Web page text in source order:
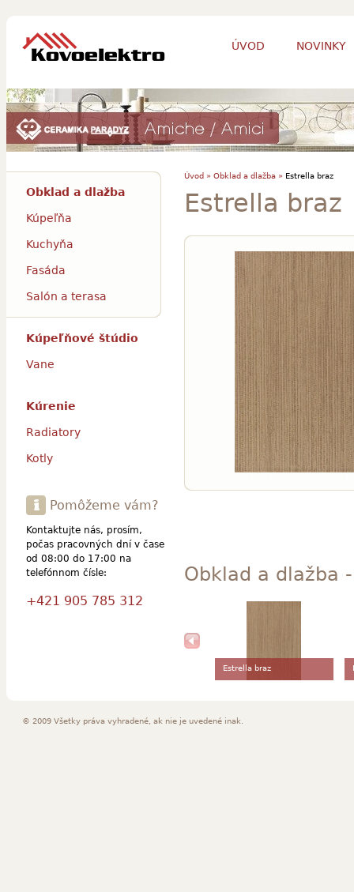
ÚVOD NOVINKY
Úvod » Obklad a dlažba »Estrella braz
Estrella braz
Obklad a dlažba
Estrella braz
Obklad a dlažba
Kúpeľňa
Kuchyňa
Fasáda
Salón a terasa
Kúpeľňové štúdio
Vane
Kúrenie
Radiatory
Kotly
Pomôžeme vám?
Kontaktujte nás, prosím,
počas pracovných dní v čase
od 08:00 do 17:00 na
telefónnom čísle:
+421 905 785 312
© 2009 Všetky práva vyhradené, ak nie je uvedené inak.